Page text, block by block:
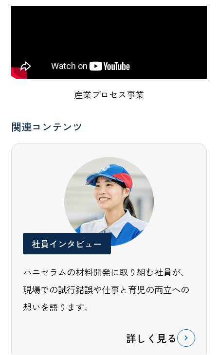
産業プロセス事業
関連コンテンツ
社員インタビュー
ハニセラムの材料開発に取り組む社員が、
現場での試行錯誤や仕事と育児の両立への
想いを語ります。
詳しく見る